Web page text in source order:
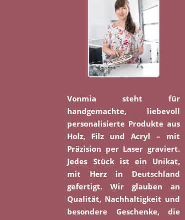
Vonmia steht für
handgemachte, liebevoll
personalisierte Produkte aus
Holz, Filz und Acryl – mit
Präzision per Laser graviert.
Jedes Stück ist ein Unikat,
mit Herz in Deutschland
gefertigt. Wir glauben an
Qualität, Nachhaltigkeit und
besondere Geschenke, die